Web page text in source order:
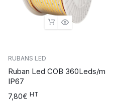
RUBANS LED
Ruban Led COB 360Leds/m
IP67
7,80€ HT